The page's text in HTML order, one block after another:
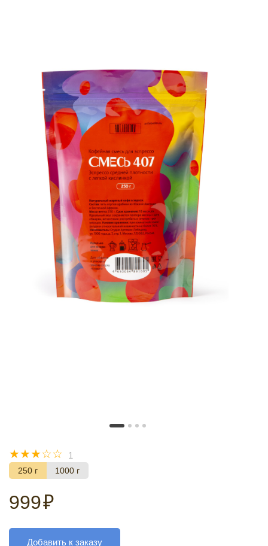
☆
☆
☆
☆
☆ 1
250 г 1000 г
999₽
Добавить к заказу